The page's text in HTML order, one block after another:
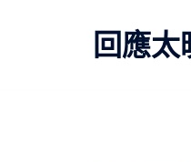
回應太